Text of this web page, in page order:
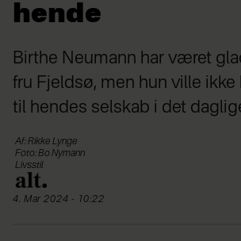
hende
Birthe Neumann har været
fru Fjeldsø, men hun ville
til hendes selskab i det
Af: Rikke Lynge
Foto: Bo Nymann
Livsstil
4. Mar 2024 - 10:22